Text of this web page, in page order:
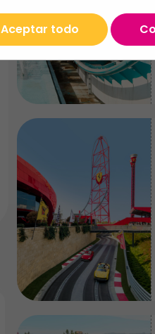
Aceptar todo